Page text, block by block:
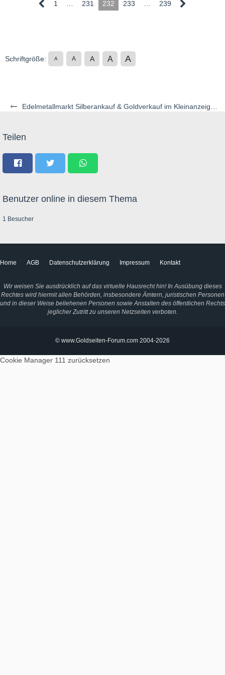
1 231 232 233 239
Schriftgröße: A A A A A
Teilen
Benutzer online in diesem Thema
1 Besucher
Home AGB Datenschutzerklärung Impressum Kontakt
Wir weisen Sie ausdrücklich auf das virtuelle Hausrecht hin! In Ausübung dieses
Rechtes wird hiermit allen Behörden, insbesondere Ämtern, juristischen Personen
und in dieser Weise beliehenen Personen sowie Anstalten des öffentlichen Rechts
jeglicher Zutritt zu unseren Netzseiten verboten.
© www.Goldseiten-Forum.com 2004-2026
Cookie Manager 111 zurücksetzen